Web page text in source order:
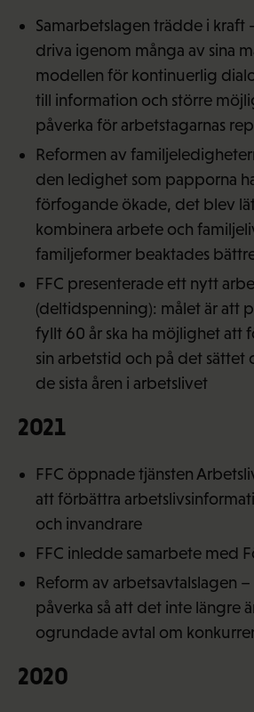
Samarbetslagen trädde i kraft
driva igenom många av sina
modellen för kontinuerlig
till information och större
påverka för arbetstagarnas
Reformen av
den ledighet som papporna
förfogande ökade, det blev
kombinera arbete och
familjeformer beaktades
FFC presenterade ett nytt
(deltidspenning): målet är att
fyllt 60 år ska ha möjlighet att
sin arbetstid och på det sättet
de sista åren i arbetslivet
2021
FFC öppnade tjänsten
att förbättra
och invandrare
FFC inledde samarbete med
Reform av arbetsavtalslagen –
påverka så att det inte längre
ogrundade avtal om
2020